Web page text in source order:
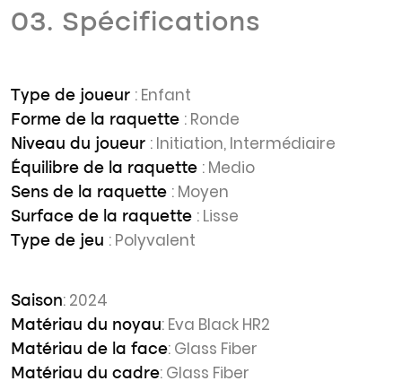
03. Spécifications
Type de joueur : Enfant
Forme de la raquette : Ronde
Niveau du joueur : Initiation, Intermédiaire
Équilibre de la raquette : Medio
Sens de la raquette : Moyen
Surface de la raquette : Lisse
Type de jeu : Polyvalent
Saison: 2024
Matériau du noyau: Eva Black HR2
Matériau de la face: Glass Fiber
Matériau du cadre: Glass Fiber